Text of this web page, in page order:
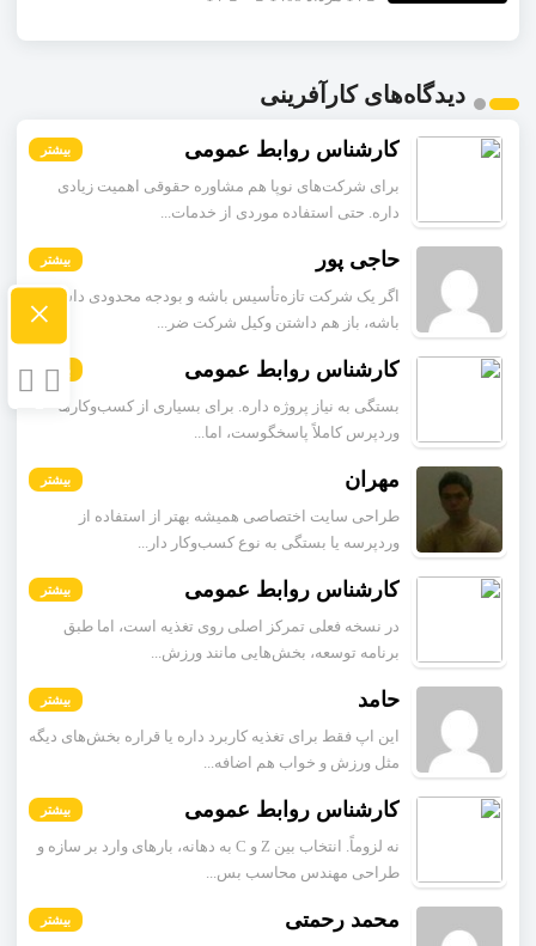
دیدگاه‌های کارآفرینی
کارشناس روابط عمومی بیشتر
برای شرکت‌های نوپا هم مشاوره حقوقی اهمیت زیادی
داره. حتی استفاده موردی از خدمات...
حاجی پور بیشتر
اگر یک شرکت تازه‌تأسیس باشه و بودجه محدودی داشته
باشه، باز هم داشتن وکیل شرکت ضر...
کارشناس روابط عمومی بیشتر
بستگی به نیاز پروژه داره. برای بسیاری از کسب‌وکارها
وردپرس کاملاً پاسخگوست، اما...
مهران بیشتر
طراحی سایت اختصاصی همیشه بهتر از استفاده از
وردپرسه یا بستگی به نوع کسب‌وکار دار...
کارشناس روابط عمومی بیشتر
در نسخه فعلی تمرکز اصلی روی تغذیه است، اما طبق
برنامه توسعه، بخش‌هایی مانند ورزش...
حامد بیشتر
این اپ فقط برای تغذیه کاربرد داره یا قراره بخش‌های دیگه
مثل ورزش و خواب هم اضافه...
کارشناس روابط عمومی بیشتر
نه لزوماً. انتخاب بین Z و C به دهانه، بارهای وارد بر سازه و
طراحی مهندس محاسب بس...
محمد رحمتی بیشتر
×